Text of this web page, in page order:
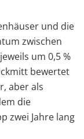
und die
zwischen
um 0,5 %
bewertet
aber als
die
zwei Jahre lang